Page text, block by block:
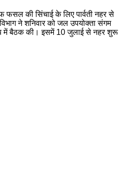
फसल की सिंचाई के लिए पार्वती नहर से
ने शनिवार को जल उपयोक्ता संगम
में बैठक की। इसमें 10 जुलाई से नहर शुरू